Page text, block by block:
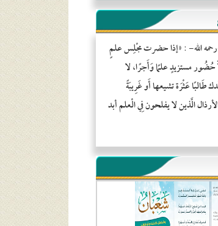
الله- : «إذا حضرت مجْلِس علمٍ
مستزيدٍ علمًا وَأَجرًا، لا
عَثْرَة تشيعها أَو غَرِيبَةً
الَّذين لا يفلحون فِي الْعلم أبد